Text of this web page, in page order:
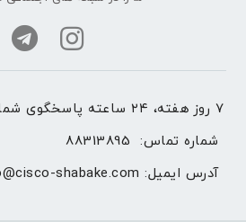
۷ روز هفته، ۲۴ ساعته پاسخگوی شما هستیم.
شماره تماس: 88313895
آدرس ایمیل: shabake.com